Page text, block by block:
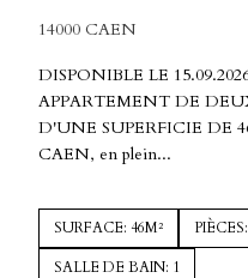
14000 CAEN
DISPONIBLE LE
APPARTEMENT DE
D'UNE SUPERFICIE DE
CAEN, en plein...
SURFACE: 46M²
SALLE DE BAIN: 1